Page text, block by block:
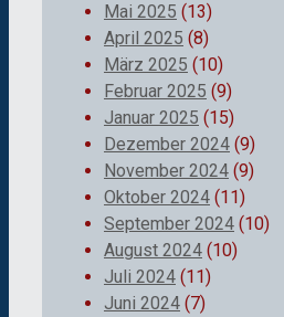
Mai 2025 (13)
April 2025 (8)
März 2025 (10)
Februar 2025 (9)
Januar 2025 (15)
Dezember 2024 (9)
November 2024 (9)
Oktober 2024 (11)
September 2024 (10)
August 2024 (10)
Juli 2024 (11)
Juni 2024 (7)